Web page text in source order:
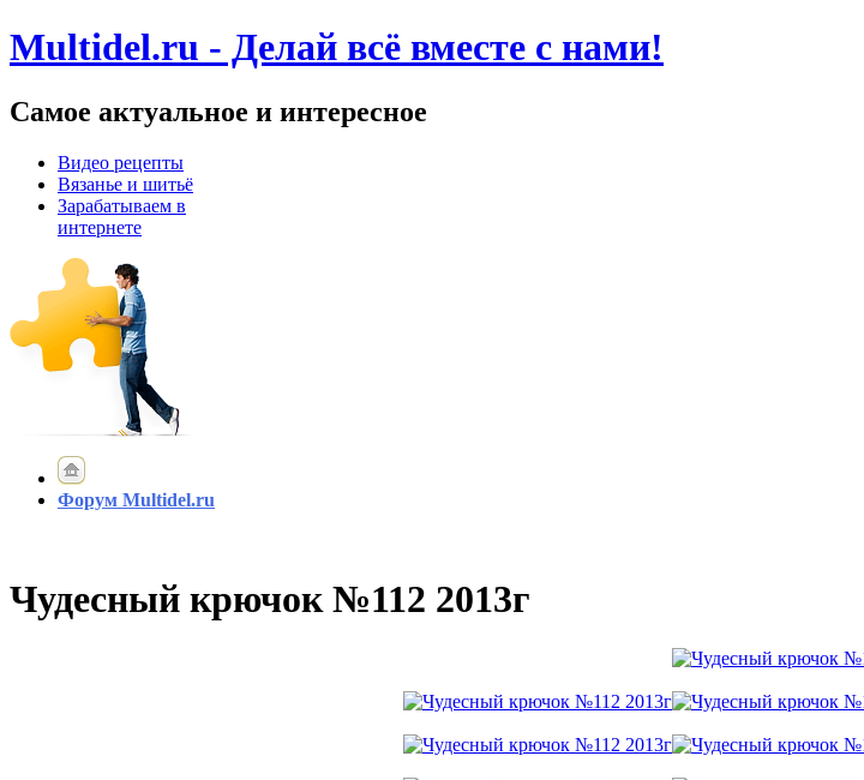
Multidel.ru - Делай всё вместе с нами!
Самое актуальное и интересное
Видео рецепты
Вязанье и шитьё
Зарабатываем в
интернете
Форум Multidel.ru
Чудесный крючок №112 2013г